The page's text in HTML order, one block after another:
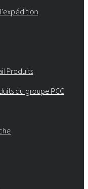
Produits
du groupe PCC